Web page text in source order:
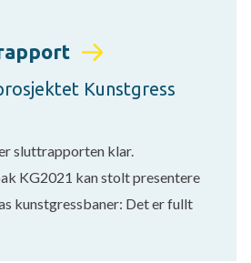
Kunstgress
sluttrapporten klar.
KG2021 kan stolt presentere
kunstgressbaner: Det er fullt